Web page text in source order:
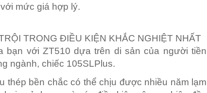
mức giá hợp lý.
TRONG ĐIỀU KIỆN KHẮC NGHIỆT NHẤT
bạn với ZT510 dựa trên di sản của người tiền
ngành, chiếc 105SLPlus.
thép bền chắc có thể chịu được nhiều năm lạm